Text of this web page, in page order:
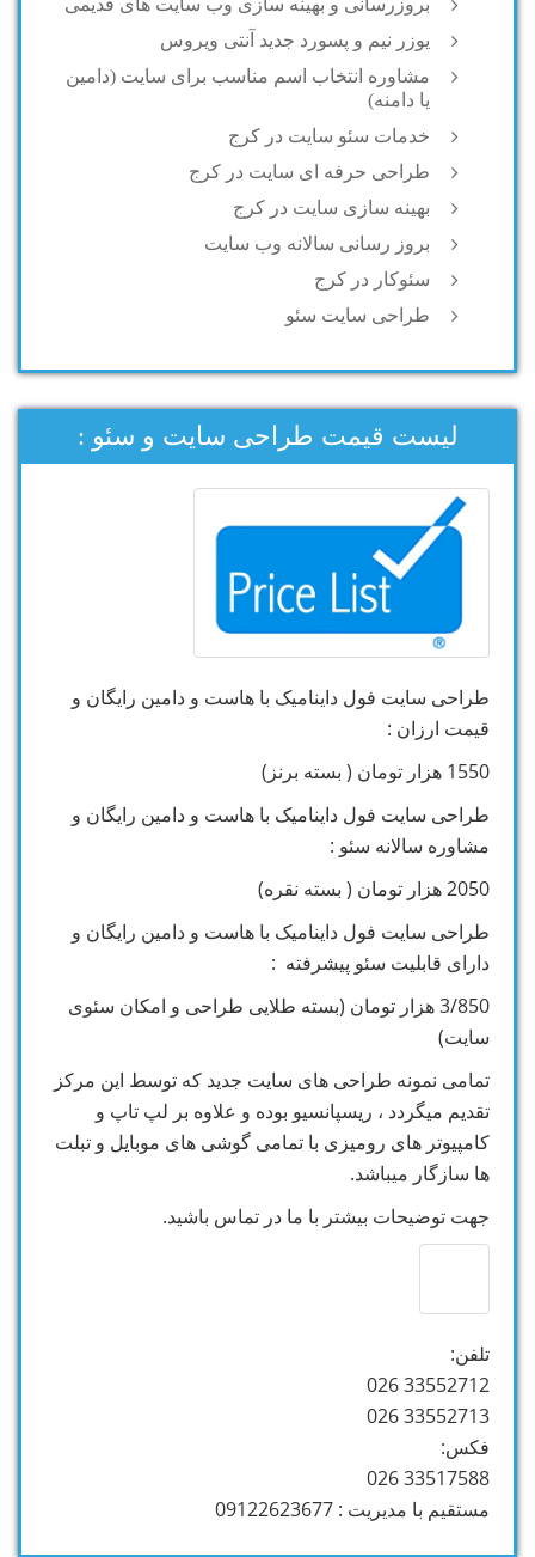
بروزرسانی و بهینه سازی وب سایت های قدیمی
یوزر نیم و پسورد جدید آنتی ویروس
مشاوره انتخاب اسم مناسب برای سایت (دامین
یا دامنه)
خدمات سئو سایت در کرج
طراحی حرفه ای سایت در کرج
بهینه سازی سایت در کرج
بروز رسانی سالانه وب سایت
سئوکار در کرج
طراحی سایت سئو
لیست قیمت طراحی سایت و سئو :
طراحی سایت فول داینامیک با هاست و دامین رایگان و
قیمت ارزان :
1550 هزار تومان ( بسته برنز)
طراحی سایت فول داینامیک با هاست و دامین رایگان و
مشاوره سالانه سئو :
2050 هزار تومان ( بسته نقره)
طراحی سایت فول داینامیک با هاست و دامین رایگان و
دارای قابلیت سئو پیشرفته :
3/850 هزار تومان (بسته طلایی طراحی و امکان سئوی
سایت)
تمامی نمونه طراحی های سایت جدید که توسط این مرکز
تقدیم میگردد ، ریسپانسیو بوده و علاوه بر لپ تاپ و
کامپیوتر های رومیزی با تمامی گوشی های موبایل و تبلت
ها سازگار میباشد.
جهت توضیحات بیشتر با ما در تماس باشید.
تلفن:
33552712 026
33552713 026
فکس:
33517588 026
مستقیم با مدیریت : 09122623677